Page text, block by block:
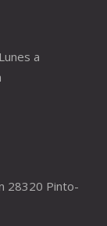
a
28320 Pinto-